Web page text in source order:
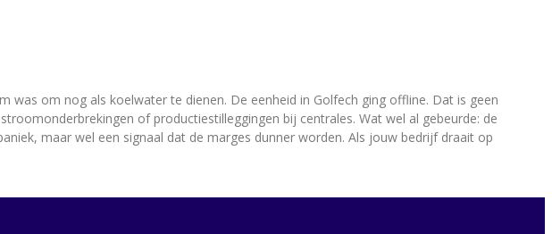
om nog als koelwater te dienen. De eenheid in Golfech ging offline. Dat is geen
of productiestilleggingen bij centrales. Wat wel al gebeurde: de
maar wel een signaal dat de marges dunner worden. Als jouw bedrijf draait op